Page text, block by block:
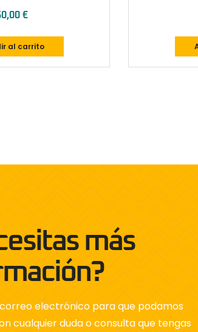
€
al carrito
más
electrónico para que podamos
cualquier duda o consulta que tengas